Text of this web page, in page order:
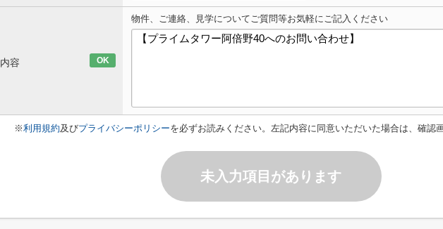
内容 OK
物件、ご連絡、見学についてご質問等お気軽にご記入ください
※利用規約及びプライバシーポリシーを必ずお読みください。左記内容に同意いただいた場合は、確認
未入力項目があります